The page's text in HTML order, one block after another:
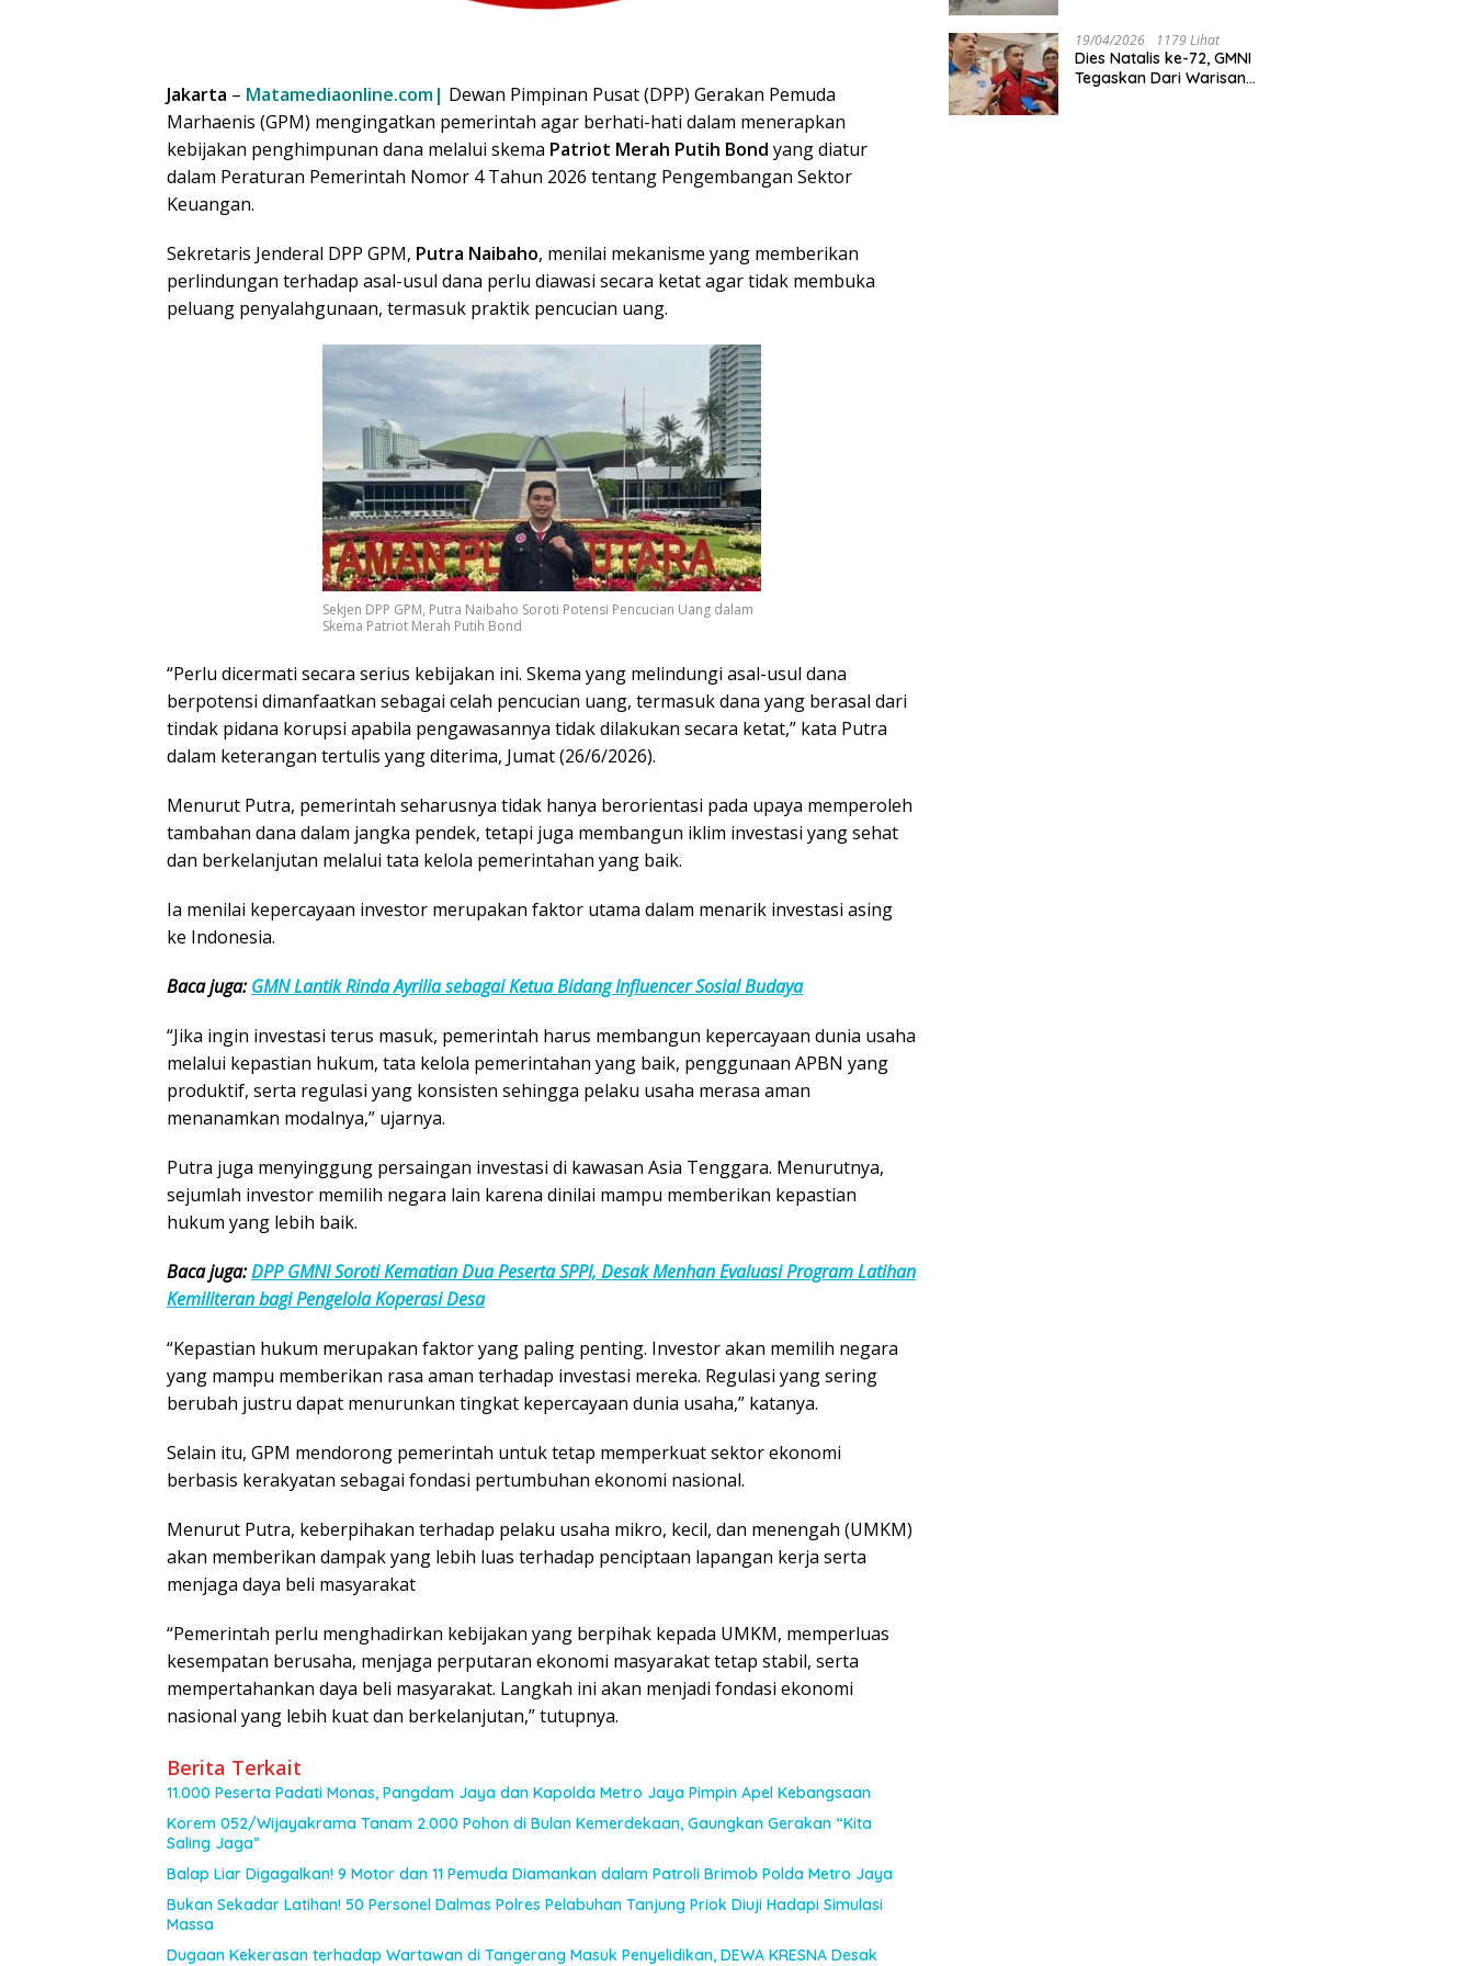
Jakarta – Matamediaonline.com| Dewan Pimpinan Pusat (DPP) Gerakan Pemuda
Marhaenis (GPM) mengingatkan pemerintah agar berhati-hati dalam menerapkan
kebijakan penghimpunan dana melalui skema Patriot Merah Putih Bond yang diatur
dalam Peraturan Pemerintah Nomor 4 Tahun 2026 tentang Pengembangan Sektor
Keuangan.
Sekretaris Jenderal DPP GPM, Putra Naibaho, menilai mekanisme yang memberikan
perlindungan terhadap asal-usul dana perlu diawasi secara ketat agar tidak membuka
peluang penyalahgunaan, termasuk praktik pencucian uang.
Sekjen DPP GPM, Putra Naibaho Soroti Potensi Pencucian Uang dalam
Skema Patriot Merah Putih Bond
“Perlu dicermati secara serius kebijakan ini. Skema yang melindungi asal-usul dana
berpotensi dimanfaatkan sebagai celah pencucian uang, termasuk dana yang berasal dari
tindak pidana korupsi apabila pengawasannya tidak dilakukan secara ketat,” kata Putra
dalam keterangan tertulis yang diterima, Jumat (26/6/2026).
Menurut Putra, pemerintah seharusnya tidak hanya berorientasi pada upaya memperoleh
tambahan dana dalam jangka pendek, tetapi juga membangun iklim investasi yang sehat
dan berkelanjutan melalui tata kelola pemerintahan yang baik.
Ia menilai kepercayaan investor merupakan faktor utama dalam menarik investasi asing
ke Indonesia.
Baca juga:GMN Lantik Rinda Ayrilia sebagai Ketua Bidang Influencer Sosial Budaya
“Jika ingin investasi terus masuk, pemerintah harus membangun kepercayaan dunia usaha
melalui kepastian hukum, tata kelola pemerintahan yang baik, penggunaan APBN yang
produktif, serta regulasi yang konsisten sehingga pelaku usaha merasa aman
menanamkan modalnya,” ujarnya.
Putra juga menyinggung persaingan investasi di kawasan Asia Tenggara. Menurutnya,
sejumlah investor memilih negara lain karena dinilai mampu memberikan kepastian
hukum yang lebih baik.
Baca juga:DPP GMNI Soroti Kematian Dua Peserta SPPI, Desak Menhan Evaluasi Program Latihan
Kemiliteran bagi Pengelola Koperasi Desa
“Kepastian hukum merupakan faktor yang paling penting. Investor akan memilih negara
yang mampu memberikan rasa aman terhadap investasi mereka. Regulasi yang sering
berubah justru dapat menurunkan tingkat kepercayaan dunia usaha,” katanya.
Selain itu, GPM mendorong pemerintah untuk tetap memperkuat sektor ekonomi
berbasis kerakyatan sebagai fondasi pertumbuhan ekonomi nasional.
Menurut Putra, keberpihakan terhadap pelaku usaha mikro, kecil, dan menengah (UMKM)
akan memberikan dampak yang lebih luas terhadap penciptaan lapangan kerja serta
menjaga daya beli masyarakat
“Pemerintah perlu menghadirkan kebijakan yang berpihak kepada UMKM, memperluas
kesempatan berusaha, menjaga perputaran ekonomi masyarakat tetap stabil, serta
mempertahankan daya beli masyarakat. Langkah ini akan menjadi fondasi ekonomi
nasional yang lebih kuat dan berkelanjutan,” tutupnya.
Berita Terkait
11.000 Peserta Padati Monas, Pangdam Jaya dan Kapolda Metro Jaya Pimpin Apel Kebangsaan
Korem 052/Wijayakrama Tanam 2.000 Pohon di Bulan Kemerdekaan, Gaungkan Gerakan “Kita
Saling Jaga”
Balap Liar Digagalkan! 9 Motor dan 11 Pemuda Diamankan dalam Patroli Brimob Polda Metro Jaya
Bukan Sekadar Latihan! 50 Personel Dalmas Polres Pelabuhan Tanjung Priok Diuji Hadapi Simulasi
Massa
Dugaan Kekerasan terhadap Wartawan di Tangerang Masuk Penyelidikan, DEWA KRESNA Desak
Harmoni
19/04/2026 1179 Lihat
Dies Natalis ke-72, GMNI
Tegaskan Dari Warisan